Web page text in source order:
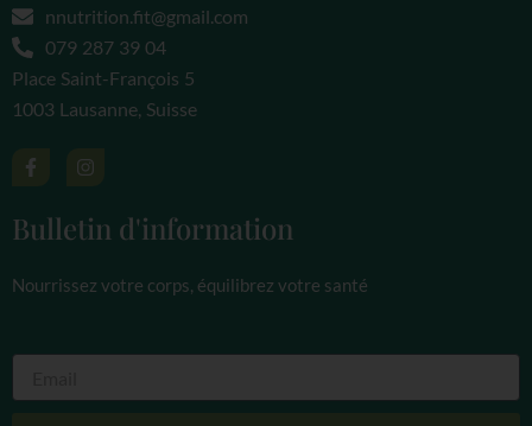
nnutrition.fit@gmail.com
079 287 39 04
Place Saint-François 5
1003 Lausanne, Suisse
F
a
b
k
I
n
t
a
a
Bulletin d'information
Nourrissez votre corps, équilibrez votre santé